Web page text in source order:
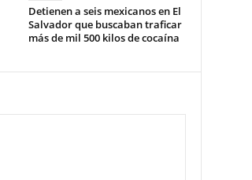
Detienen a seis mexicanos en El
Salvador que buscaban traficar
más de mil 500 kilos de cocaína